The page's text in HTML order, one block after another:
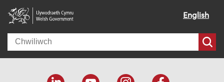
English
Search